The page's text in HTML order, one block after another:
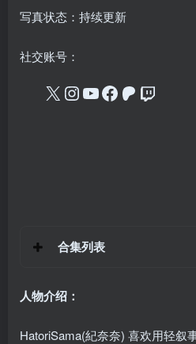
写真状态：持续更新
社交账号：
合集列表
人物介绍：
HatoriSama(紀奈奈) 喜欢用轻叙